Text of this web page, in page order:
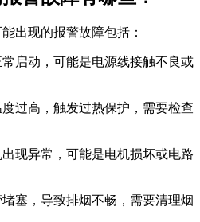
出现的报警故障包括：
启动，可能是电源线接触不良或
过高，触发过热保护，需要检查
现异常，可能是电机损坏或电路
塞，导致排烟不畅，需要清理烟